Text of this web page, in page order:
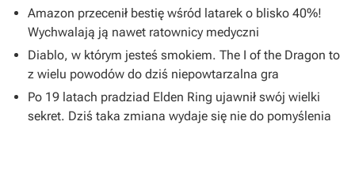
Amazon przecenił bestię wśród latarek o blisko 40%!
Wychwalają ją nawet ratownicy medyczni
Diablo, w którym jesteś smokiem. The I of the Dragon to
z wielu powodów do dziś niepowtarzalna gra
Po 19 latach pradziad Elden Ring ujawnił swój wielki
sekret. Dziś taka zmiana wydaje się nie do pomyślenia